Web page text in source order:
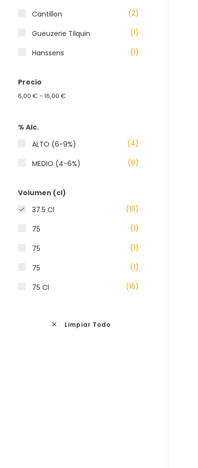
 Limpiar Todo
Cantillon (2)
Gueuzerie Tilquin (1)
Hanssens (1)
Precio
6,00 € - 16,00 €
% Alc.
ALTO (6-9%)
(4)
MEDIO (4-6%) (6)
Volumen (cl)
 37.5 Cl (10)
75 (1)
75 (1)
75 (1)
75 Cl (16)